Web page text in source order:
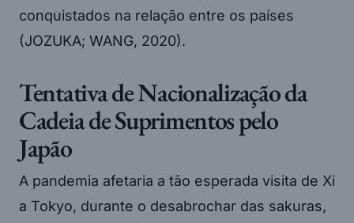
conquistados na relação entre os países
(JOZUKA; WANG, 2020).
Tentativa de Nacionalização da
Cadeia de Suprimentos pelo
Japão
A pandemia afetaria a tão esperada visita de Xi
a Tokyo, durante o desabrochar das sakuras,